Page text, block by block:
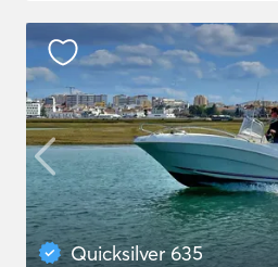
Quicksilver 635